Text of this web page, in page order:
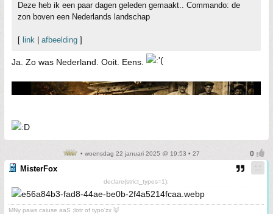
Deze heb ik een paar dagen geleden gemaakt.. Commando: de
zon boven een Nederlands landschap
[ link afbeelding ]
Ja. Zo was Nederland. Ooit. Eens.
• woensdag 22 januari 2025 @ 19:53 • 27
MisterFox
declare(strict_types=1);
MNy paws caiuse aaS ;lotr of typo'zx 🦊